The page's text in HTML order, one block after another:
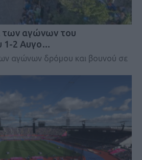
των αγώνων του
1-2 Αυγο…
αγώνων δρόμου και βουνού σε